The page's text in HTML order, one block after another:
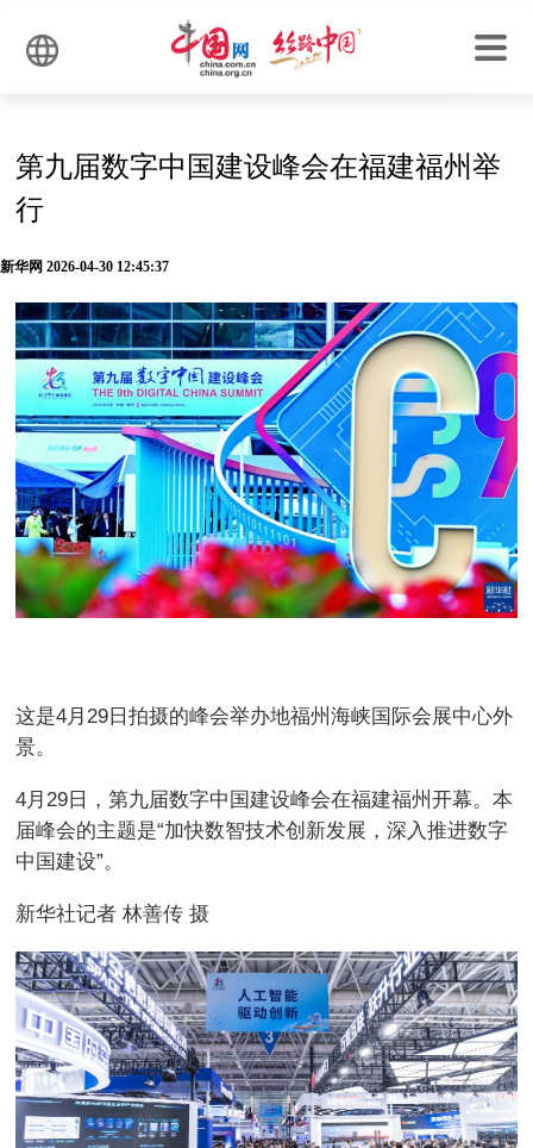
第九届数字中国建设峰会在福建福州举
行
新华网 2026-04-30 12:45:37
这是4月29日拍摄的峰会举办地福州海峡国际会展中心外
景。
4月29日，第九届数字中国建设峰会在福建福州开幕。本
届峰会的主题是“加快数智技术创新发展，深入推进数字
中国建设”。
新华社记者 林善传 摄